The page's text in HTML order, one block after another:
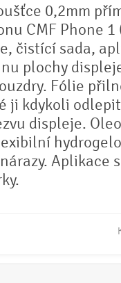
0,2mm
CMF Phone
čistící sada,
plochy
Fólie
ji kdykoli
displeje.
Aplikace